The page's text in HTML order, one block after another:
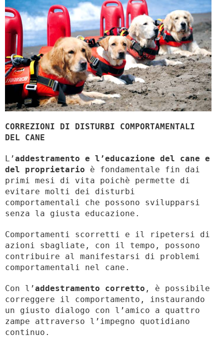
CORREZIONI DI DISTURBI COMPORTAMENTALI
DEL CANE
L’addestramento e l’educazione del cane e
del proprietario è fondamentale fin dai
primi mesi di vita poichè permette di
evitare molti dei disturbi
comportamentali che possono svilupparsi
senza la giusta educazione.
Comportamenti scorretti e il ripetersi di
azioni sbagliate, con il tempo, possono
contribuire al manifestarsi di problemi
comportamentali nel cane.
Con l’addestramento corretto , è possibile
correggere il comportamento, instaurando
un giusto dialogo con l’amico a quattro
zampe attraverso l’impegno quotidiano
continuo.